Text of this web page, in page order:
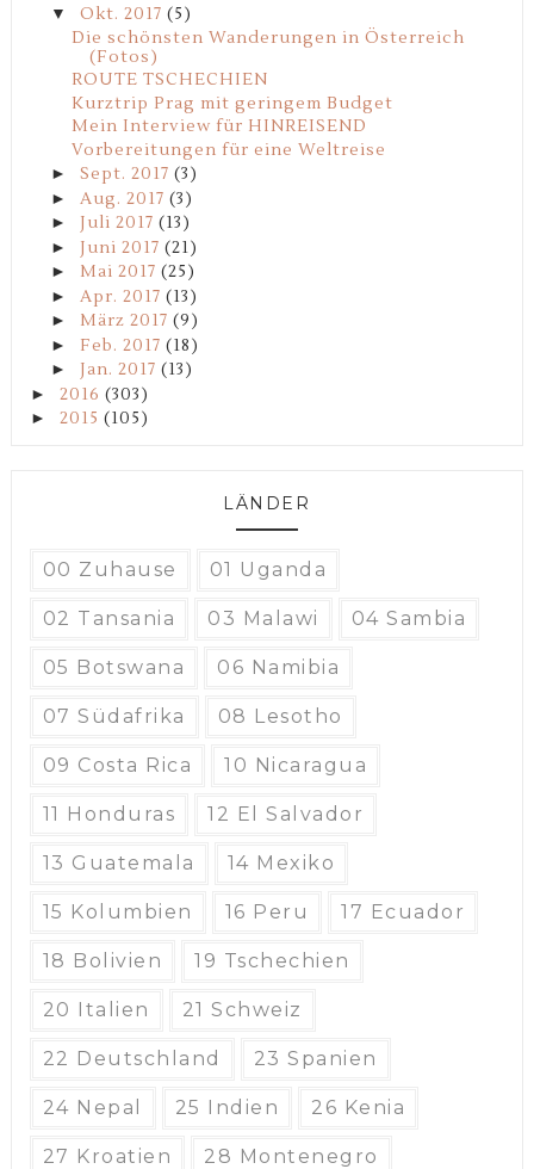
▼ Okt. 2017 (5)
Die schönsten Wanderungen in Österreich
(Fotos)
ROUTE TSCHECHIEN
Kurztrip Prag mit geringem Budget
Mein Interview für HINREISEND
Vorbereitungen für eine Weltreise
► Sept. 2017 (3)
► Aug. 2017 (3)
► Juli 2017 (13)
► Juni 2017 (21)
► Mai 2017 (25)
► Apr. 2017 (13)
► März 2017 (9)
► Feb. 2017 (18)
► Jan. 2017 (13)
► 2016 (303)
► 2015 (105)
LÄNDER
00 Zuhause 01 Uganda
02 Tansania 03 Malawi 04 Sambia
05 Botswana 06 Namibia
07 Südafrika 08 Lesotho
09 Costa Rica 10 Nicaragua
11 Honduras 12 El Salvador
13 Guatemala 14 Mexiko
15 Kolumbien 16 Peru 17 Ecuador
18 Bolivien 19 Tschechien
20 Italien 21 Schweiz
22 Deutschland 23 Spanien
24 Nepal 25 Indien 26 Kenia
27 Kroatien 28 Montenegro